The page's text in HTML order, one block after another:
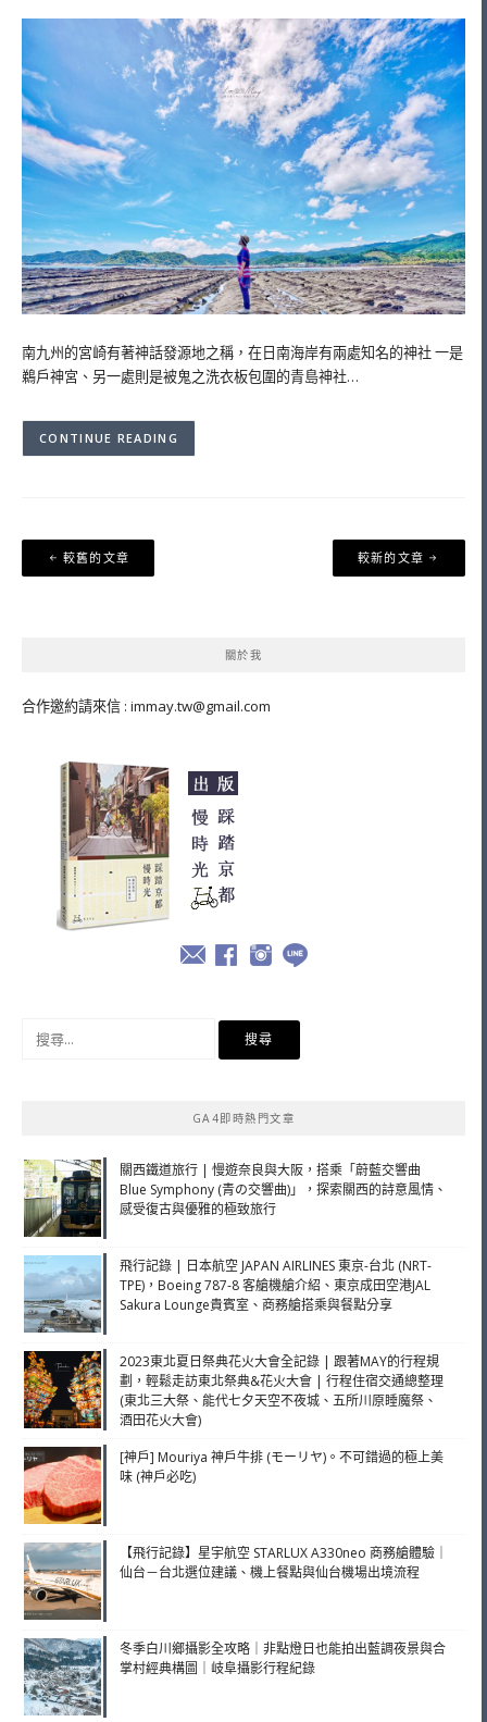
南九州的宮崎有著神話發源地之稱，在日南海岸有兩處知名的神社 一是
鵜戶神宮、另一處則是被鬼之洗衣板包圍的青島神社…
CONTINUE READING
文
章
較舊的文章 較新的文章
關於我
合作邀約請來信 : immay.tw@gmail.com
GA4即時熱門文章
關西鐵道旅行 | 慢遊奈良與大阪，搭乘「蔚藍交響曲
Blue Symphony (青の交響曲)」，探索關西的詩意風情、
感受復古與優雅的極致旅行
飛行記錄 | 日本航空 JAPAN AIRLINES 東京-台北 (NRT-
TPE)，Boeing 787-8 客艙機艙介紹、東京成田空港JAL
Sakura Lounge貴賓室、商務艙搭乘與餐點分享
2023東北夏日祭典花火大會全記錄 | 跟著MAY的行程規
劃，輕鬆走訪東北祭典&花火大會 | 行程住宿交通總整理
(東北三大祭、能代七夕天空不夜城、五所川原睡魔祭、
酒田花火大會)
[神戶] Mouriya 神戶牛排 (モーリヤ)。不可錯過的極上美
味 (神戶必吃)
【飛行記錄】星宇航空 STARLUX A330neo 商務艙體驗｜
仙台－台北選位建議、機上餐點與仙台機場出境流程
冬季白川鄉攝影全攻略｜非點燈日也能拍出藍調夜景與合
掌村經典構圖｜岐阜攝影行程紀錄